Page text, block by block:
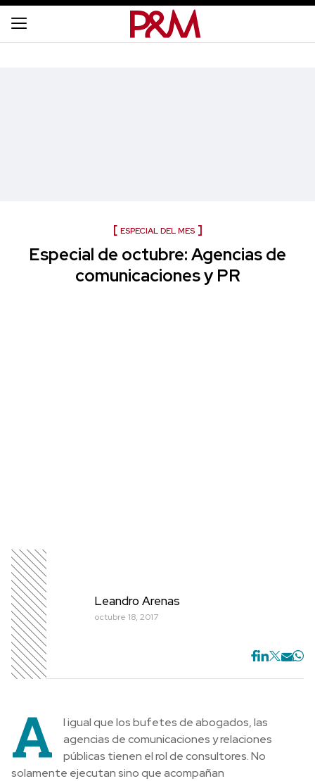
ESPECIAL DEL MES
Especial de octubre: Agencias de
comunicaciones y PR
Leandro Arenas
octubre 18, 2017
A
l igual que los bufetes de abogados, las
agencias de comunicaciones y relaciones
públicas tienen el rol de consultores. No
solamente ejecutan sino que acompañan